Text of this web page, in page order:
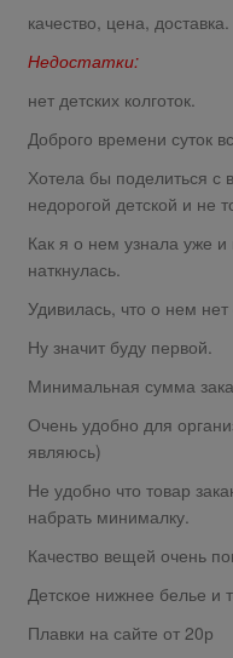
качество, цена, доставка.
Недостатки:
нет детских колготок.
Доброго времени суток
Хотела бы поделиться с
недорогой детской и не
Как я о нем узнала уже
наткнулась.
Удивилась, что о нем
Ну значит буду первой.
Минимальная сумма
Очень удобно для
являюсь)
Не удобно что товар
набрать минималку.
Качество вещей очень
Детское нижнее белье и
Плавки на сайте от 20р